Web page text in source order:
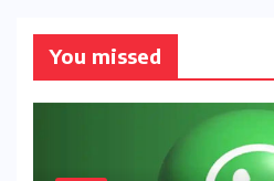
You missed